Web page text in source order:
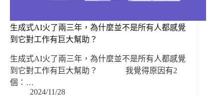
生成式AI火了兩三年，為什麼並不是所有人都感覺
到它對工作有巨大幫助？
生成式AI火了兩三年，為什麼並不是所有人都感覺
到它對工作有巨大幫助？ ⠀⠀⠀⠀ 我覺得原因有2
個：…
2024/11/28